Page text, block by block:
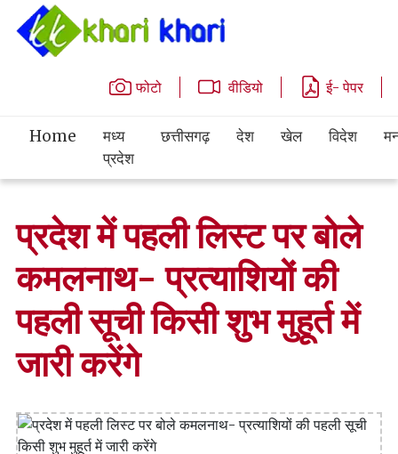
फोटो वीडियो ई- पेपर
Home
मध्य
प्रदेश
छत्तीसगढ़ देश खेल विदेश
प्रदेश में पहली लिस्ट पर बोले
कमलनाथ- प्रत्याशियों की
पहली सूची किसी शुभ मुहूर्त में
जारी करेंगे